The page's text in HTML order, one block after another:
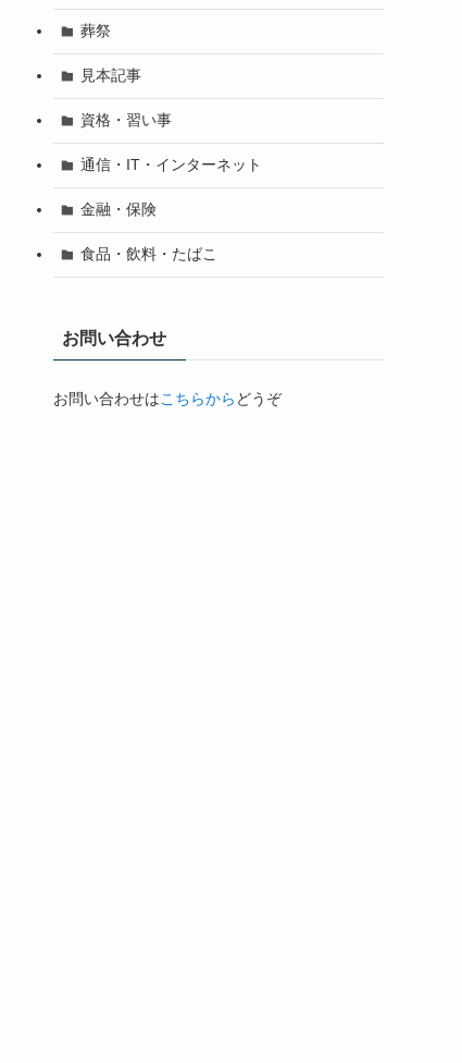
葬祭
見本記事
資格・習い事
通信・IT・インターネット
金融・保険
食品・飲料・たばこ
お問い合わせ
お問い合わせはこちらから どうぞ